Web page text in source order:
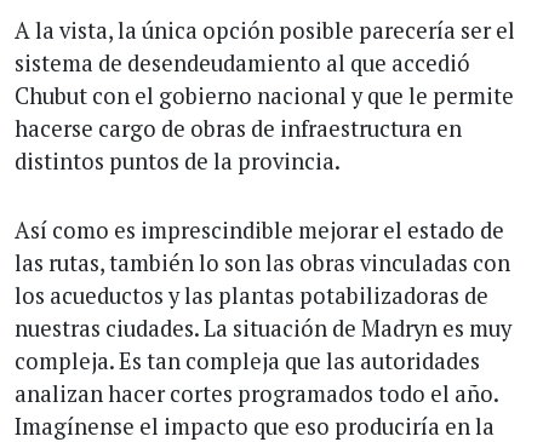
A la vista, la única opción posible parecería ser el
sistema de desendeudamiento al que accedió
Chubut con el gobierno nacional y que le permite
hacerse cargo de obras de infraestructura en
distintos puntos de la provincia.
Así como es imprescindible mejorar el estado de
las rutas, también lo son las obras vinculadas con
los acueductos y las plantas potabilizadoras de
nuestras ciudades. La situación de Madryn es muy
compleja. Es tan compleja que las autoridades
analizan hacer cortes programados todo el año.
Imagínense el impacto que eso produciría en la